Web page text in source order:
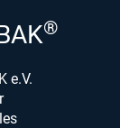
®
e.V.